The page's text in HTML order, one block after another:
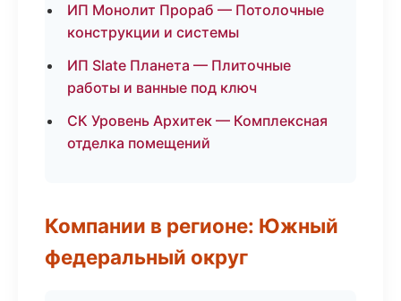
ИП Монолит Прораб — Потолочные
конструкции и системы
ИП Slate Планета — Плиточные
работы и ванные под ключ
СК Уровень Архитек — Комплексная
отделка помещений
Компании в регионе: Южный
федеральный округ